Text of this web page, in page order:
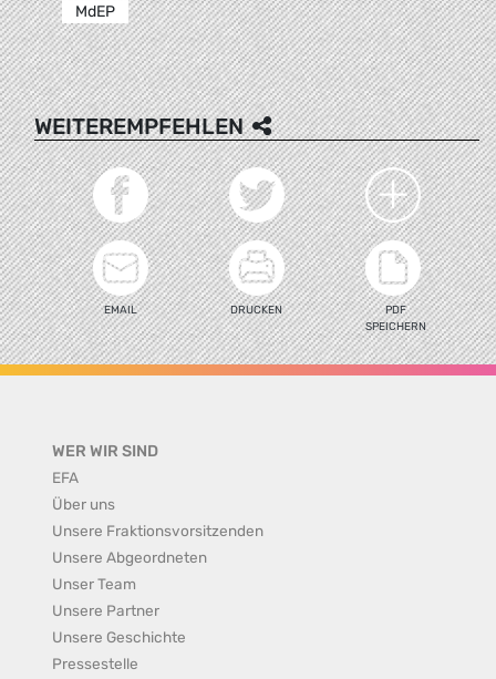
MdEP
WEITEREMPFEHLEN
EMAIL DRUCKEN
PDF
SPEICHERN
WER WIR SIND
EFA
Über uns
Unsere Fraktionsvorsitzenden
Unsere Abgeordneten
Unser Team
Unsere Partner
Unsere Geschichte
Pressestelle